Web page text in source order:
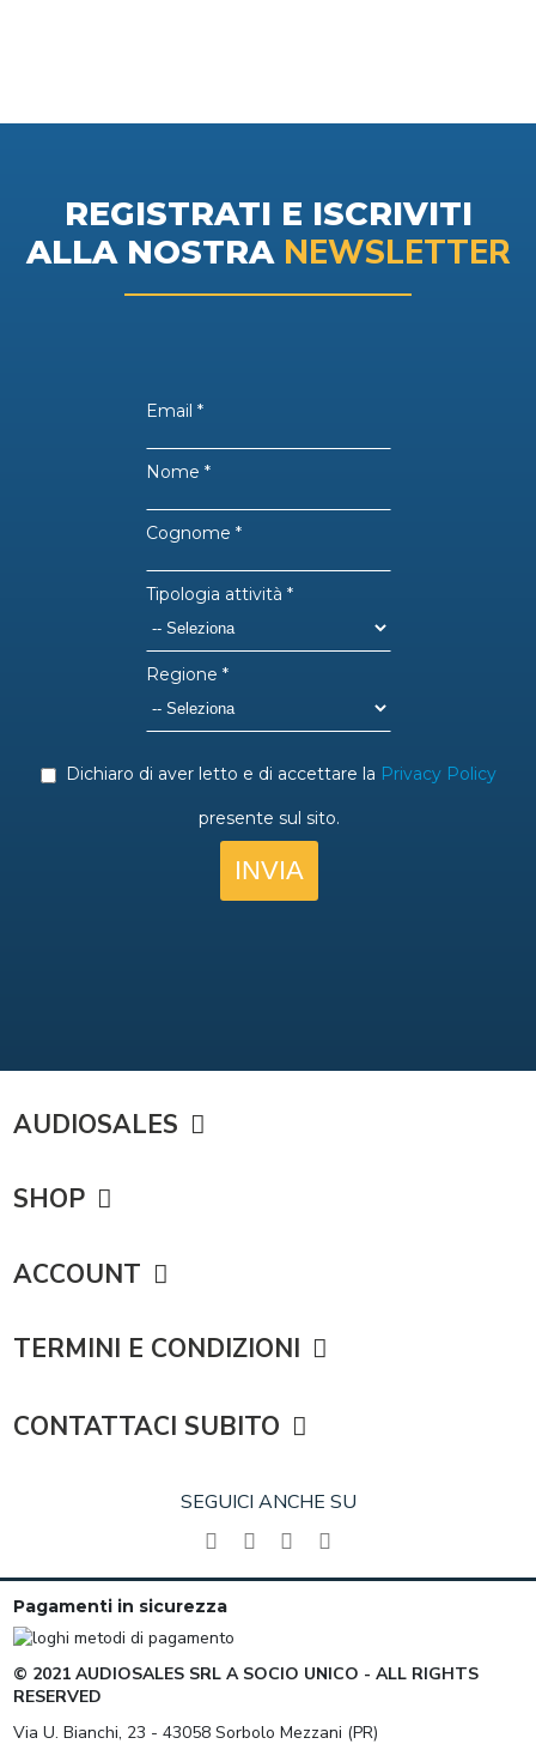
REGISTRATI E ISCRIVITI
ALLA NOSTRA NEWSLETTER
AUDIOSALES
SHOP
ACCOUNT
TERMINI E CONDIZIONI
CONTATTACI SUBITO
SEGUICI ANCHE SU
Pagamenti in sicurezza
© 2021 AUDIOSALES SRL A SOCIO UNICO - ALL RIGHTS
RESERVED
Via U. Bianchi, 23 - 43058 Sorbolo Mezzani (PR)